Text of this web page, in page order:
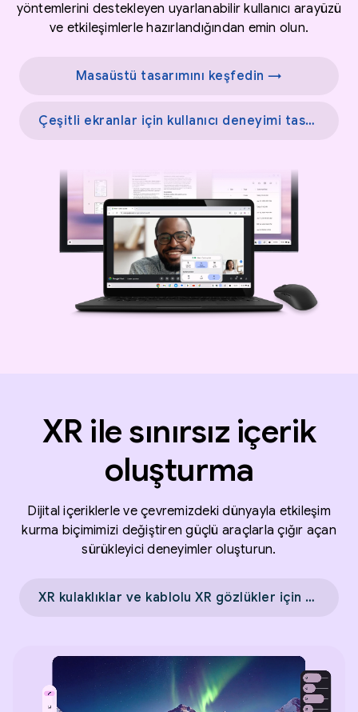
yöntemlerini destekleyen uyarlanabilir kullanıcı arayüzü
ve etkileşimlerle hazırlandığından emin olun.
Masaüstü tasarımını keşfedin →
Çeşitli ekranlar için kullanıcı deneyimi tasarımlarından ilham alın →
XR ile sınırsız içerik
oluşturma
Dijital içeriklerle ve çevremizdeki dünyayla etkileşim
kurma biçimimizi değiştiren güçlü araçlarla çığır açan
sürükleyici deneyimler oluşturun.
XR kulaklıklar ve kablolu XR gözlükler için tasarım →